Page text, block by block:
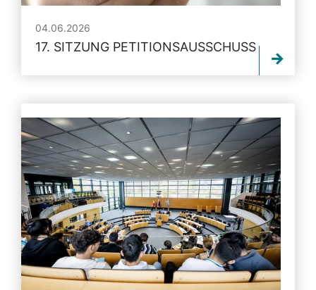
04.06.2026
17. SITZUNG PETITIONSAUSSCHUSS